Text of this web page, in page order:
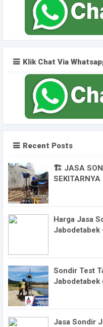
Klik Chat Via
Recent Posts
🏗️ JASA
SEKITARNYA
Harga Jasa
Jabodetabek
Sondir Test
Jabodetabek
Jasa Sondir